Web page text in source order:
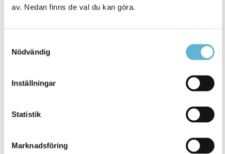
av. Nedan finns de val du kan göra.
Nödvändig
Inställningar
Statistik
Marknadsföring
Maxtiden för återanslutning är 10 år på intakt anläggning
Uppdelning av abonnemang
Vid uppdelning av abonnemang utgår ett schablonbelopp
Vid ytterligare samtidiga delningar tillkommer 1.800 inkl.
moms kr/abon.
Tillfälliga abonnemang
(För anläggningsentreprenader, tivoli, sportevenemang etc.)
utbyggnadskostnader, raseringskostnader samt kostnader
för